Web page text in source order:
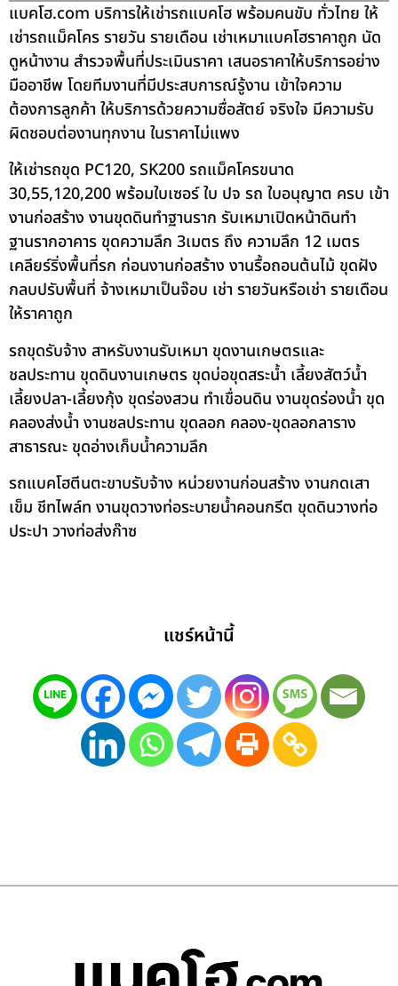
แบคโฮ.com บริการให้เช่ารถแบคโฮ พร้อมคนขับ ทั่วไทย ให้
เช่ารถแม็คโคร รายวัน รายเดือน เช่าเหมาแบคโฮราคาถูก นัด
ดูหน้างาน สำรวจพื้นที่ประเมินราคา เสนอราคาให้บริการอย่าง
มืออาชีพ โดยทีมงานที่มีประสบการณ์รู้งาน เข้าใจความ
ต้องการลูกค้า ให้บริการด้วยความซื่อสัตย์ จริงใจ มีความรับ
ผิดชอบต่องานทุกงาน ในราคาไม่แพง
ให้เช่ารถขุด PC120, SK200 รถแม็คโครขนาด
30,55,120,200 พร้อมใบเซอร์ ใบ ปจ รถ ใบอนุญาต ครบ เข้า
งานก่อสร้าง งานขุดดินทำฐานราก รับเหมาเปิดหน้าดินทำ
ฐานรากอาคาร ขุดความลึก 3เมตร ถึง ความลึก 12 เมตร
เคลียร์ริ่งพื้นที่รก ก่อนงานก่อสร้าง งานรื้อถอนต้นไม้ ขุดฝัง
กลบปรับพื้นที่ จ้างเหมาเป็นจ๊อบ เช่า รายวันหรือเช่า รายเดือน
ให้ราคาถูก
รถขุดรับจ้าง สาหรับงานรับเหมา ขุดงานเกษตรและ
ชลประทาน ขุดดินงานเกษตร ขุดบ่อขุดสระน้ำ เลี้ยงสัตว์น้ำ
เลี้ยงปลา-เลี้ยงกุ้ง ขุดร่องสวน ทำเขื่อนดิน งานขุดร่องน้ำ ขุด
คลองส่งน้ำ งานชลประทาน ขุดลอก คลอง-ขุดลอกลาราง
สาธารณะ ขุดอ่างเก็บน้ำความลึก
รถแบคโฮตีนตะขาบรับจ้าง หน่วยงานก่อนสร้าง งานกดเสา
เข็ม ชีทไพล์ท งานขุดวางท่อระบายน้ำคอนกรีต ขุดดินวางท่อ
ประปา วางท่อส่งก๊าซ
แชร์หน้านี้